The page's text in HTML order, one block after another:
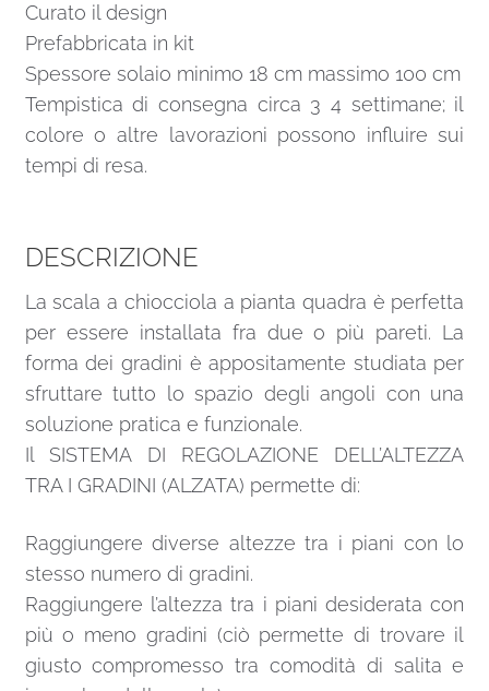
Curato il design
Prefabbricata in kit
Spessore solaio minimo 18 cm massimo 100 cm
Tempistica di consegna circa 3 4 settimane; il
colore o altre lavorazioni possono influire sui
tempi di resa.
DESCRIZIONE
La scala a chiocciola a pianta quadra è perfetta
per essere installata fra due o più pareti. La
forma dei gradini è appositamente studiata per
sfruttare tutto lo spazio degli angoli con una
soluzione pratica e funzionale.
Il SISTEMA DI REGOLAZIONE DELL’ALTEZZA
TRA I GRADINI (ALZATA) permette di:
Raggiungere diverse altezze tra i piani con lo
stesso numero di gradini.
Raggiungere l’altezza tra i piani desiderata con
più o meno gradini (ciò permette di trovare il
giusto compromesso tra comodità di salita e